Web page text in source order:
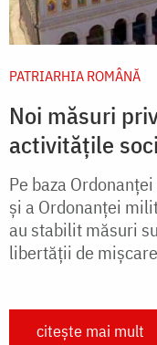
PATRIARHIA ROMÂNĂ
Noi măsuri
activitățile
Pe baza
şi a Ordonanţei
au stabilit măsuri
libertăţii de
citește mai mult